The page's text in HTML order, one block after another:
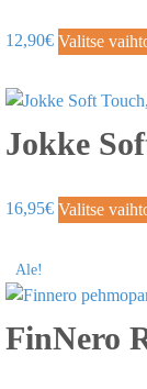
12,90€ Valitse
Jokke
16,95€ Valitse
Ale!
FinNero